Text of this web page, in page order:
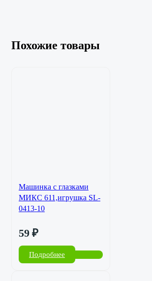
Похожие товары
Машинка с глазками
МИКС 611,игрушка SL-
0413-10
59 ₽
Подробнее